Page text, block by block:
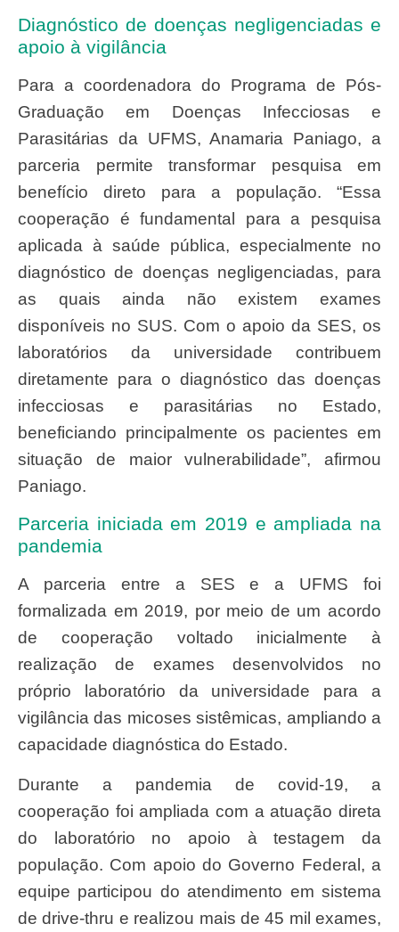
Diagnóstico de doenças negligenciadas e
apoio à vigilância
Para a coordenadora do Programa de Pós-
Graduação em Doenças Infecciosas e
Parasitárias da UFMS, Anamaria Paniago, a
parceria permite transformar pesquisa em
benefício direto para a população. “Essa
cooperação é fundamental para a pesquisa
aplicada à saúde pública, especialmente no
diagnóstico de doenças negligenciadas, para
as quais ainda não existem exames
disponíveis no SUS. Com o apoio da SES, os
laboratórios da universidade contribuem
diretamente para o diagnóstico das doenças
infecciosas e parasitárias no Estado,
beneficiando principalmente os pacientes em
situação de maior vulnerabilidade”, afirmou
Paniago.
Parceria iniciada em 2019 e ampliada na
pandemia
A parceria entre a SES e a UFMS foi
formalizada em 2019, por meio de um acordo
de cooperação voltado inicialmente à
realização de exames desenvolvidos no
próprio laboratório da universidade para a
vigilância das micoses sistêmicas, ampliando a
capacidade diagnóstica do Estado.
Durante a pandemia de covid-19, a
cooperação foi ampliada com a atuação direta
do laboratório no apoio à testagem da
população. Com apoio do Governo Federal, a
equipe participou do atendimento em sistema
de drive-thru e realizou mais de 45 mil exames,